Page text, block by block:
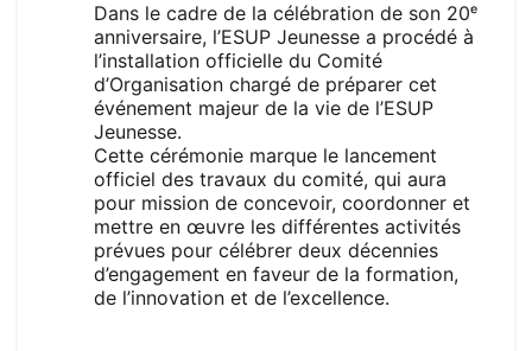
Dans le cadre de la célébration de son 20ᵉ
anniversaire, l’ESUP Jeunesse a procédé à
l’installation officielle du Comité
d’Organisation chargé de préparer cet
événement majeur de la vie de l’ESUP
Jeunesse.
Cette cérémonie marque le lancement
officiel des travaux du comité, qui aura
pour mission de concevoir, coordonner et
mettre en œuvre les différentes activités
prévues pour célébrer deux décennies
d’engagement en faveur de la formation,
de l’innovation et de l’excellence.